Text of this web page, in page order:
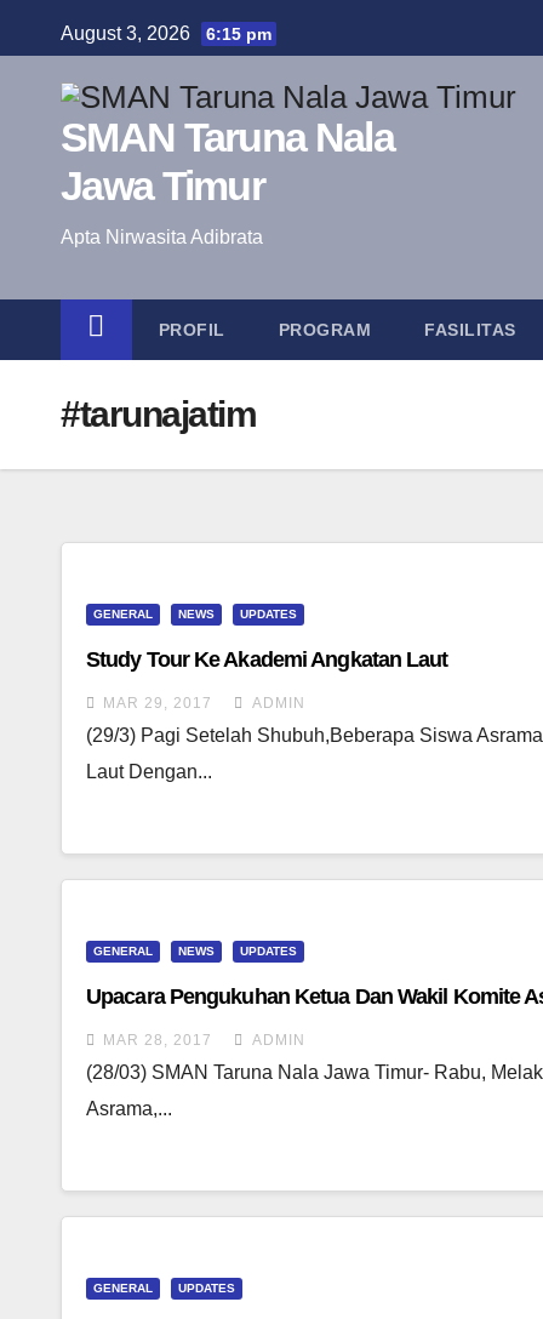
to
content
August 3, 2026 6:15 pm
SMAN Taruna Nala
Jawa Timur
Apta Nirwasita Adibrata
PROFIL PROGRAM FASILITAS
#tarunajatim
GENERAL NEWS UPDATES
Study Tour Ke Akademi Angkatan Laut
MAR 29, 2017 ADMIN
(29/3) Pagi Setelah Shubuh,beberapa Siswa
Laut Dengan...
GENERAL NEWS UPDATES
Upacara Pengukuhan Ketua Dan Wakil Komite
MAR 28, 2017 ADMIN
(28/03) SMAN Taruna Nala Jawa Timur- Rabu,
Asrama,...
GENERAL UPDATES